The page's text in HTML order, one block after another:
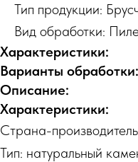
Тип продукции:
Вид обработки:
Характеристики:
Варианты обработки:
Описание:
Характеристики:
Страна-
Тип: натуральный